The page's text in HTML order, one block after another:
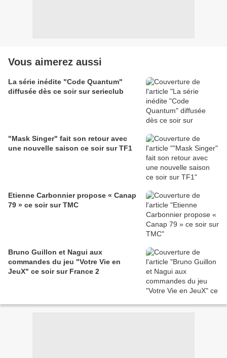
Vous aimerez aussi
La série inédite "Code Quantum"
diffusée dès ce soir sur serieclub
"Mask Singer" fait son retour avec
une nouvelle saison ce soir sur TF1
Etienne Carbonnier propose « Canap
79 » ce soir sur TMC
Bruno Guillon et Nagui aux
commandes du jeu "Votre Vie en
JeuX" ce soir sur France 2